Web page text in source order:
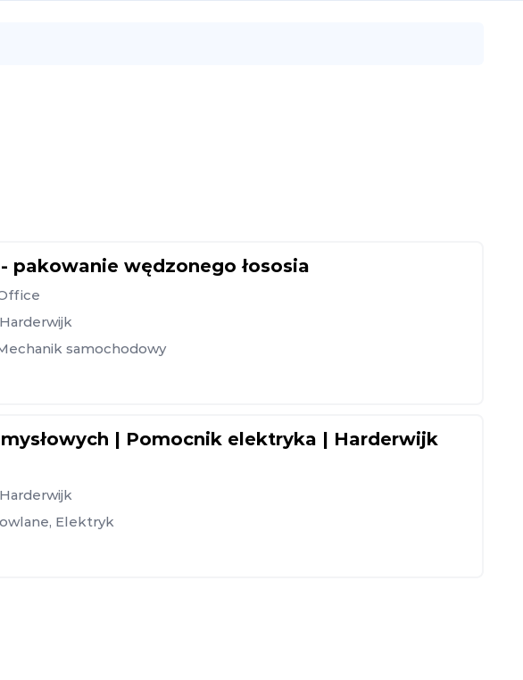
pakowanie wędzonego łososia
Harderwijk
samochodowy
| Pomocnik elektryka | Harderwijk
Harderwijk
, Elektryk